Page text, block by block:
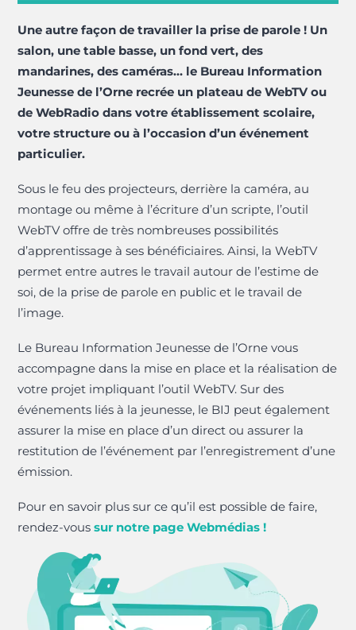
Une autre façon de travailler la prise de parole ! Un
salon, une table basse, un fond vert, des
mandarines, des caméras… le Bureau Information
Jeunesse de l’Orne recrée un plateau de WebTV ou
de WebRadio dans votre établissement scolaire,
votre structure ou à l’occasion d’un événement
particulier.
Sous le feu des projecteurs, derrière la caméra, au
montage ou même à l’écriture d’un scripte, l’outil
WebTV offre de très nombreuses possibilités
d’apprentissage à ses bénéficiaires. Ainsi, la WebTV
permet entre autres le travail autour de l’estime de
soi, de la prise de parole en public et le travail de
l’image.
Le Bureau Information Jeunesse de l’Orne vous
accompagne dans la mise en place et la réalisation de
votre projet impliquant l’outil WebTV. Sur des
événements liés à la jeunesse, le BIJ peut également
assurer la mise en place d’un direct ou assurer la
restitution de l’événement par l’enregistrement d’une
émission.
Pour en savoir plus sur ce qu’il est possible de faire,
rendez-voussur notre page Webmédias !